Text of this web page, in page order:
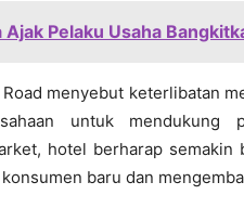
Pelaku Usaha
menyebut keterlibatan
untuk mendukung
hotel berharap semakin
baru dan